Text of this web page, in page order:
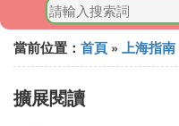
當前位置： 首頁 » 上海指南
擴展閱讀